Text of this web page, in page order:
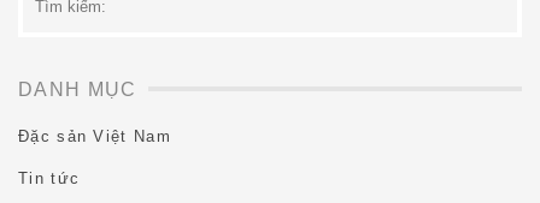
kiếm:
DANH MỤC
Đặc sản Việt Nam
Tin tức